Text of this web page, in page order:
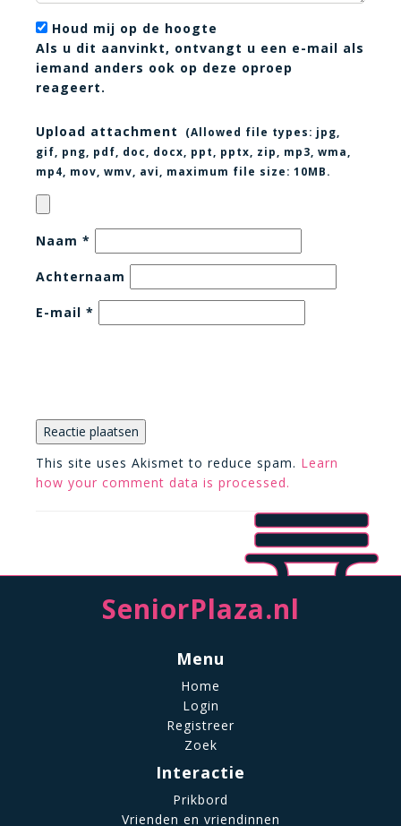
Houd mij op de hoogte
Als u dit aanvinkt, ontvangt u een e-mail als
iemand anders ook op deze oproep
reageert.
Upload attachment (Allowed file types: jpg,
gif, png, pdf, doc, docx, ppt, pptx, zip, mp3, wma,
mp4, mov, wmv, avi
, maximum file size: 10MB.
Naam *
Achternaam
E-mail *
This site uses Akismet to reduce spam. Learn
how your comment data is processed.
SeniorPlaza.nl
Menu
Home
Login
Registreer
Zoek
Interactie
Prikbord
Vrienden en vriendinnen